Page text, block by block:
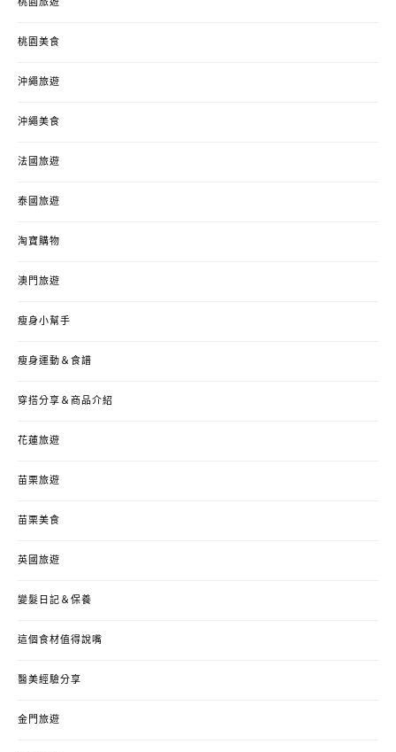
桃園旅遊
桃園美食
沖繩旅遊
沖繩美食
法國旅遊
泰國旅遊
淘寶購物
澳門旅遊
瘦身小幫手
瘦身運動＆食譜
穿搭分享＆商品介紹
花蓮旅遊
苗栗旅遊
苗栗美食
英國旅遊
變髮日記＆保養
這個食材值得說嘴
醫美經驗分享
金門旅遊